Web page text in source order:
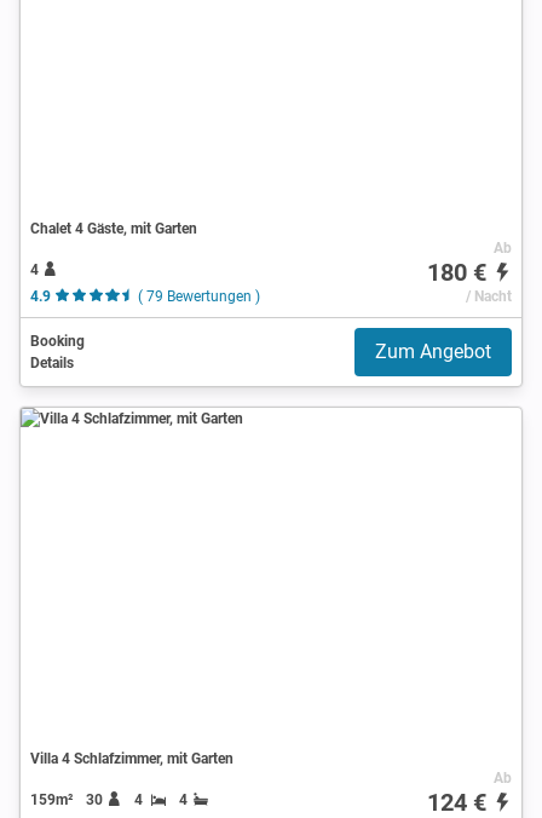
Chalet 4 Gäste, mit Garten
4
4.9
( 79 Bewertungen )
Ab
180 €
/ Nacht
Booking
Details
Zum Angebot
Villa 4 Schlafzimmer, mit Garten
159m² 30 4
4
Ab
124 €